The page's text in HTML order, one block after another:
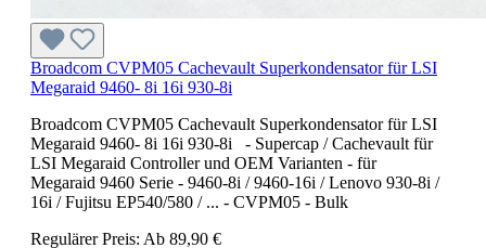
Broadcom CVPM05 Cachevault Superkondensator für LSI
Megaraid 9460- 8i 16i 930-8i
Broadcom CVPM05 Cachevault Superkondensator für LSI
Megaraid 9460- 8i 16i 930-8i - Supercap / Cachevault für
LSI Megaraid Controller und OEM Varianten - für
Megaraid 9460 Serie - 9460-8i / 9460-16i / Lenovo 930-8i /
16i / Fujitsu EP540/580 / ... - CVPM05 - Bulk
Regulärer Preis: Ab 89,90 €